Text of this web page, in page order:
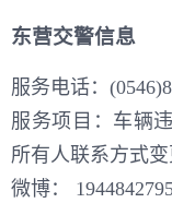
东营交警信息
服务电话：
服务项目：车辆
所有人联系方式变
微博：